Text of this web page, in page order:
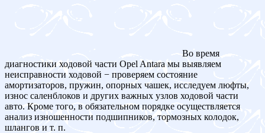
Во время
диагностики ходовой части Opel Antara мы выявляем
неисправности ходовой − проверяем состояние
амортизаторов, пружин, опорных чашек, исследуем люфты,
износ саленблоков и других важных узлов ходовой части
авто. Кроме того, в обязательном порядке осуществляется
анализ изношенности подшипников, тормозных колодок,
шлангов и т. п.